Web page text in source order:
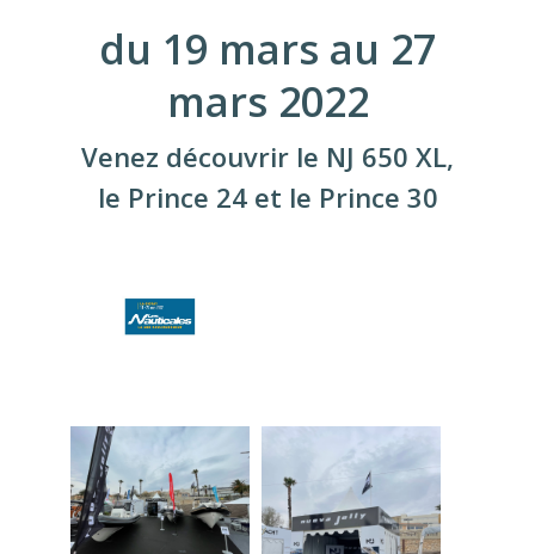
du 19 mars au 27
mars 2022
Venez découvrir le NJ 650 XL,
le Prince 24 et le Prince 30